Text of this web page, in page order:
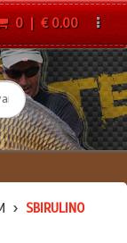
0 | € 0.00
SBIRULINO